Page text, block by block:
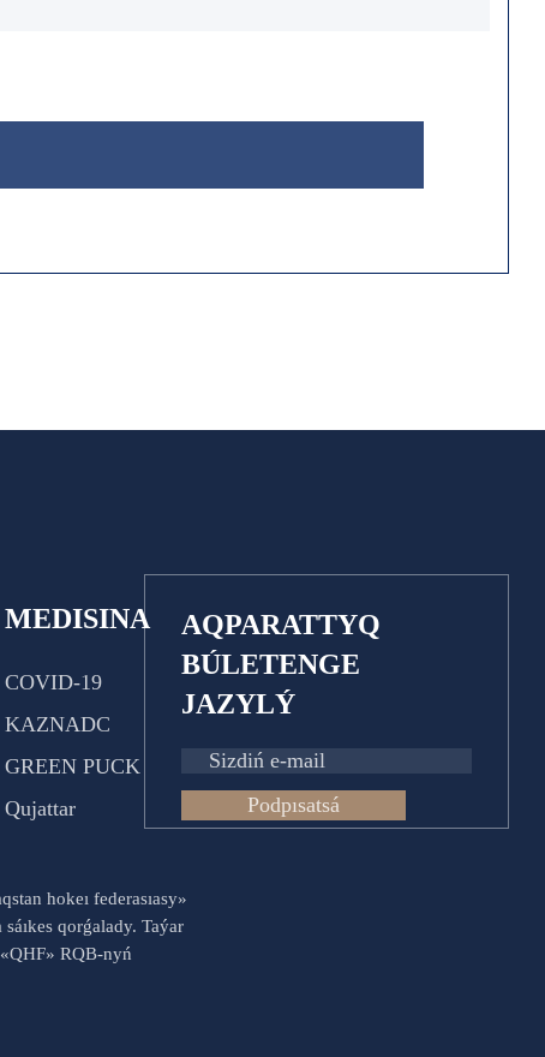
MEDISINA
COVID-19
KAZNADC
GREEN PUCK
Qujattar
AQPARATTYQ
BÚLETENGE
JAZYLÝ
Podpısatsá
hokeı federasıasy»
qorǵalady. Taýar
RQB-nyń